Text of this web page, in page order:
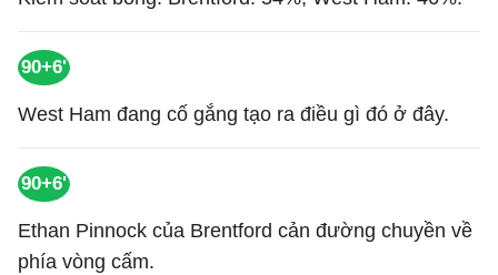
90+6'
West Ham đang cố gắng tạo ra điều gì đó ở đây.
90+6'
Ethan Pinnock của Brentford cản đường chuyền về
phía vòng cấm.